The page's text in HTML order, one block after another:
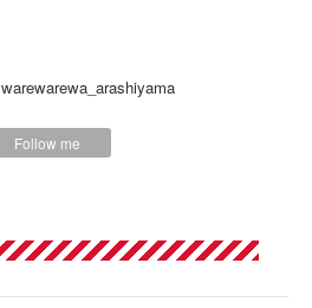
warewarewa_arashiyama
Follow me